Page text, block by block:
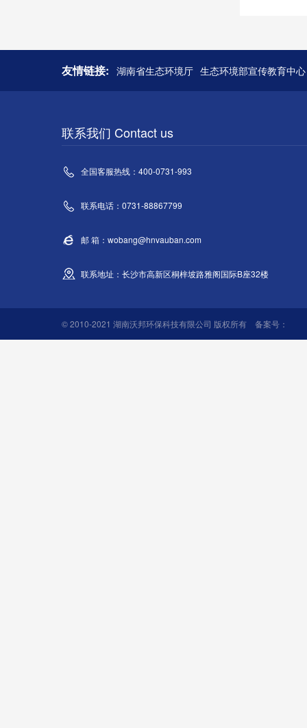
友情链接: 湖南省生态环境厅 生态环境部宣传教育中心
联系我们 Contact us
全国客服热线：400-0731-993
联系电话：0731-88867799
邮 箱：wobang@hnvauban.com
联系地址：长沙市高新区桐梓坡路雅阁国际B座32楼
© 2010-2021 湖南沃邦环保科技有限公司 版权所有 备案号：